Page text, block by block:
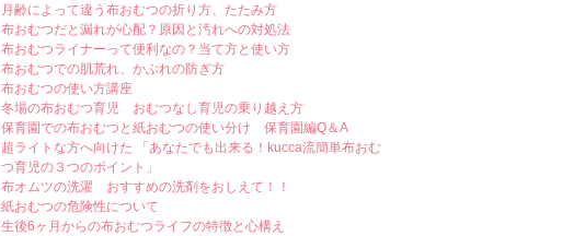
月齢によって違う布おむつの折り方、たたみ方
布おむつだと漏れが心配？原因と汚れへの対処法
布おむつライナーって便利なの？当て方と使い方
布おむつでの肌荒れ、かぶれの防ぎ方
布おむつの使い方講座
冬場の布おむつ育児 おむつなし育児の乗り越え方
保育園での布おむつと紙おむつの使い分け 保育園編Q＆A
超ライトな方へ向けた 「あなたでも出来る！kucca流簡単布おむ
つ育児の３つのポイント」
布オムツの洗濯 おすすめの洗剤をおしえて！！
紙おむつの危険性について
生後6ヶ月からの布おむつライフの特徴と心構え